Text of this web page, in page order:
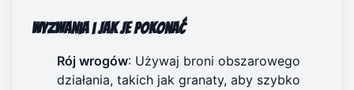
Wyzwania i jak je pokonać
Rój wrogów: Używaj broni obszarowego
działania, takich jak granaty, aby szybko